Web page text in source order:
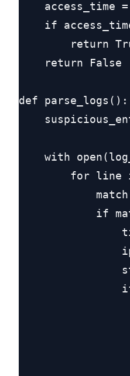
access_time
if
return
    return False
def parse_logs():
with
for line
if